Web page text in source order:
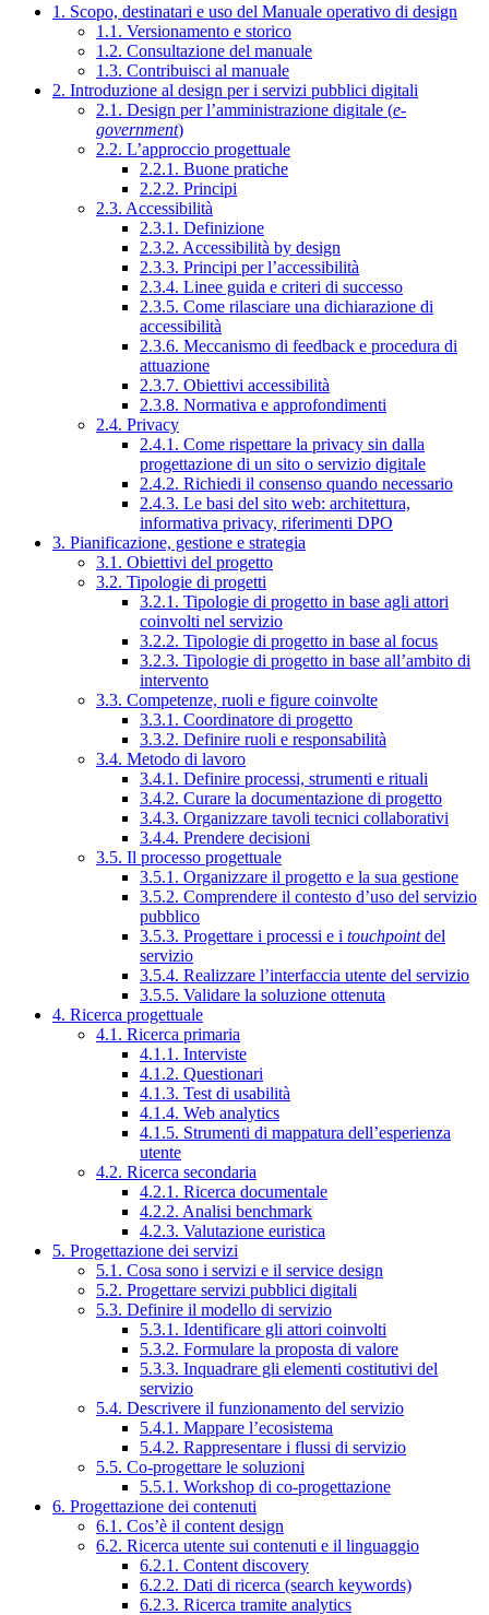
1. Scopo, destinatari e uso del Manuale operativo di design
1.1. Versionamento e storico
1.2. Consultazione del manuale
1.3. Contribuisci al manuale
2. Introduzione al design per i servizi pubblici digitali
2.1. Design per l’amministrazione digitale (e-
government)
2.2. L’approccio progettuale
2.2.1. Buone pratiche
2.2.2. Principi
2.3. Accessibilità
2.3.1. Definizione
2.3.2. Accessibilità by design
2.3.3. Principi per l’accessibilità
2.3.4. Linee guida e criteri di successo
2.3.5. Come rilasciare una dichiarazione di
accessibilità
2.3.6. Meccanismo di feedback e procedura di
attuazione
2.3.7. Obiettivi accessibilità
2.3.8. Normativa e approfondimenti
2.4. Privacy
2.4.1. Come rispettare la privacy sin dalla
progettazione di un sito o servizio digitale
2.4.2. Richiedi il consenso quando necessario
2.4.3. Le basi del sito web: architettura,
informativa privacy, riferimenti DPO
3. Pianificazione, gestione e strategia
3.1. Obiettivi del progetto
3.2. Tipologie di progetti
3.2.1. Tipologie di progetto in base agli attori
coinvolti nel servizio
3.2.2. Tipologie di progetto in base al focus
3.2.3. Tipologie di progetto in base all’ambito di
intervento
3.3. Competenze, ruoli e figure coinvolte
3.3.1. Coordinatore di progetto
3.3.2. Definire ruoli e responsabilità
3.4. Metodo di lavoro
3.4.1. Definire processi, strumenti e rituali
3.4.2. Curare la documentazione di progetto
3.4.3. Organizzare tavoli tecnici collaborativi
3.4.4. Prendere decisioni
3.5. Il processo progettuale
3.5.1. Organizzare il progetto e la sua gestione
3.5.2. Comprendere il contesto d’uso del servizio
pubblico
3.5.3. Progettare i processi e i touchpointdel
servizio
3.5.4. Realizzare l’interfaccia utente del servizio
3.5.5. Validare la soluzione ottenuta
4. Ricerca progettuale
4.1. Ricerca primaria
4.1.1. Interviste
4.1.2. Questionari
4.1.3. Test di usabilità
4.1.4. Web analytics
4.1.5. Strumenti di mappatura dell’esperienza
utente
4.2. Ricerca secondaria
4.2.1. Ricerca documentale
4.2.2. Analisi benchmark
4.2.3. Valutazione euristica
5. Progettazione dei servizi
5.1. Cosa sono i servizi e il service design
5.2. Progettare servizi pubblici digitali
5.3. Definire il modello di servizio
5.3.1. Identificare gli attori coinvolti
5.3.2. Formulare la proposta di valore
5.3.3. Inquadrare gli elementi costitutivi del
servizio
5.4. Descrivere il funzionamento del servizio
5.4.1. Mappare l’ecosistema
5.4.2. Rappresentare i flussi di servizio
5.5. Co-progettare le soluzioni
5.5.1. Workshop di co-progettazione
6. Progettazione dei contenuti
6.1. Cos’è il content design
6.2. Ricerca utente sui contenuti e il linguaggio
6.2.1. Content discovery
6.2.2. Dati di ricerca (search keywords)
6.2.3. Ricerca tramite analytics